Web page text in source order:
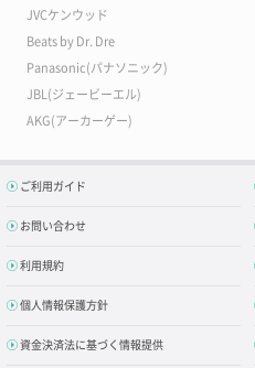
JVCケンウッド
Beats by Dr. Dre
Panasonic(パナソニック)
JBL(ジェービーエル)
AKG(アーカーゲー)
ご利用ガイド
お問い合わせ
利用規約
個人情報保護方針
資金決済法に基づく情報提供